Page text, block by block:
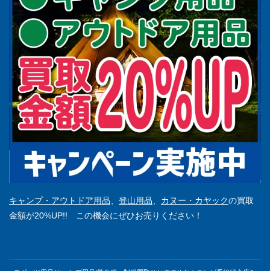
キャンプ・アウトドア用品 登山用品 カヌー・カヤックの買取
金額が20%UP!! この機会にぜひお売りください！